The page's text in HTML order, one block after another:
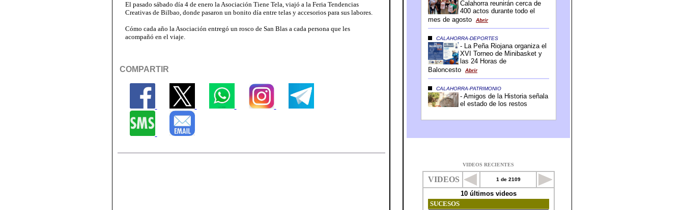
El pasado sábado día 4 de enero la Asociación Tiene Tela, viajó a la Feria Tendencias
Creativas de Bilbao, donde pasaron un bonito día entre telas y accesorios para sus labores.
Cómo cada año la Asociación entregó un rosco de San Blas a cada persona que les
acompañó en el viaje.
COMPARTIR
VIDEOS RECIENTES